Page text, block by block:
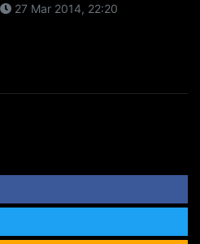
27 Mar 2014, 22:20